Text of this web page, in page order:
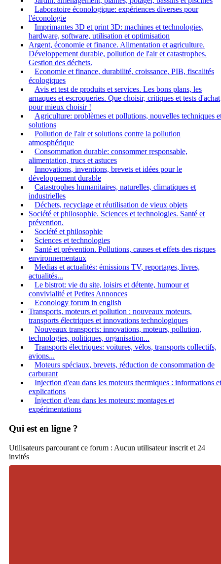
Laboratoire éconologique: expériences diverses pour
l'éconologie
Imprimantes 3D et print 3D: machines et technologies,
hardware, software, utilisation et optimisation
Argent, économie et finance. Alimentation et agriculture.
Développement durable, pollution de l'air et catastrophes.
Gestion des déchets.
Economie et finance, durabilité, croissance, PIB, fiscalités
écologiques
Avis et test de produits et services. Les bons plans, les
arnaques et escroqueries. Que choisir, critiques et tests d'achat
pour mieux choisir !
Agriculture: problèmes et pollutions, nouvelles techniques
solutions
Pollution de l'air et solutions contre la pollution
atmosphérique
Consommation durable: consommer responsable,
alimentation, trucs et astuces
Innovations, inventions, brevets et idées pour le
développement durable
Catastrophes humanitaires, naturelles, climatiques et
industrielles
Déchets, recyclage et réutilisation de vieux objets
Société et philosophie. Sciences et technologies. Santé et
prévention.
Société et philosophie
Sciences et technologies
Santé et prévention. Pollutions, causes et effets des risques
environnementaux
Medias et actualités: émissions TV, reportages, livres,
actualités...
Le bistrot: vie du site, loisirs et détente, humour et
convivialité et Petites Annonces
Econology forum in english
Transports, moteurs et pollution : nouveaux moteurs,
transports électriques et innovations technologiques
Nouveaux transports: innovations, moteurs, pollution,
technologies, politiques, organisation...
Transports électriques: voitures, vélos, transports collectifs,
avions...
Moteurs spéciaux, brevets, réduction de consommation de
carburant
Injection d'eau dans les moteurs thermiques : informations et
explications
Injection d'eau dans les moteurs: montages et
expérimentations
Qui est en ligne ?
Utilisateurs parcourant ce forum : Aucun utilisateur inscrit et 24
invités